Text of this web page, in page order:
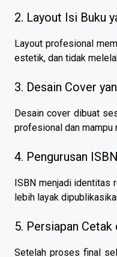
2. Layout Isi Buku
Layout profesional
estetik, dan tidak
3. Desain Cover
Desain cover dibuat
profesional dan mampu
4. Pengurusan
ISBN menjadi identitas
lebih layak
5. Persiapan Cetak
Setelah proses final